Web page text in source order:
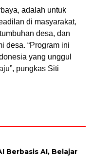
adalah untuk
di masyarakat,
desa, dan
desa. “Program ini
yang unggul
pungkas Siti
Berbasis AI, Belajar